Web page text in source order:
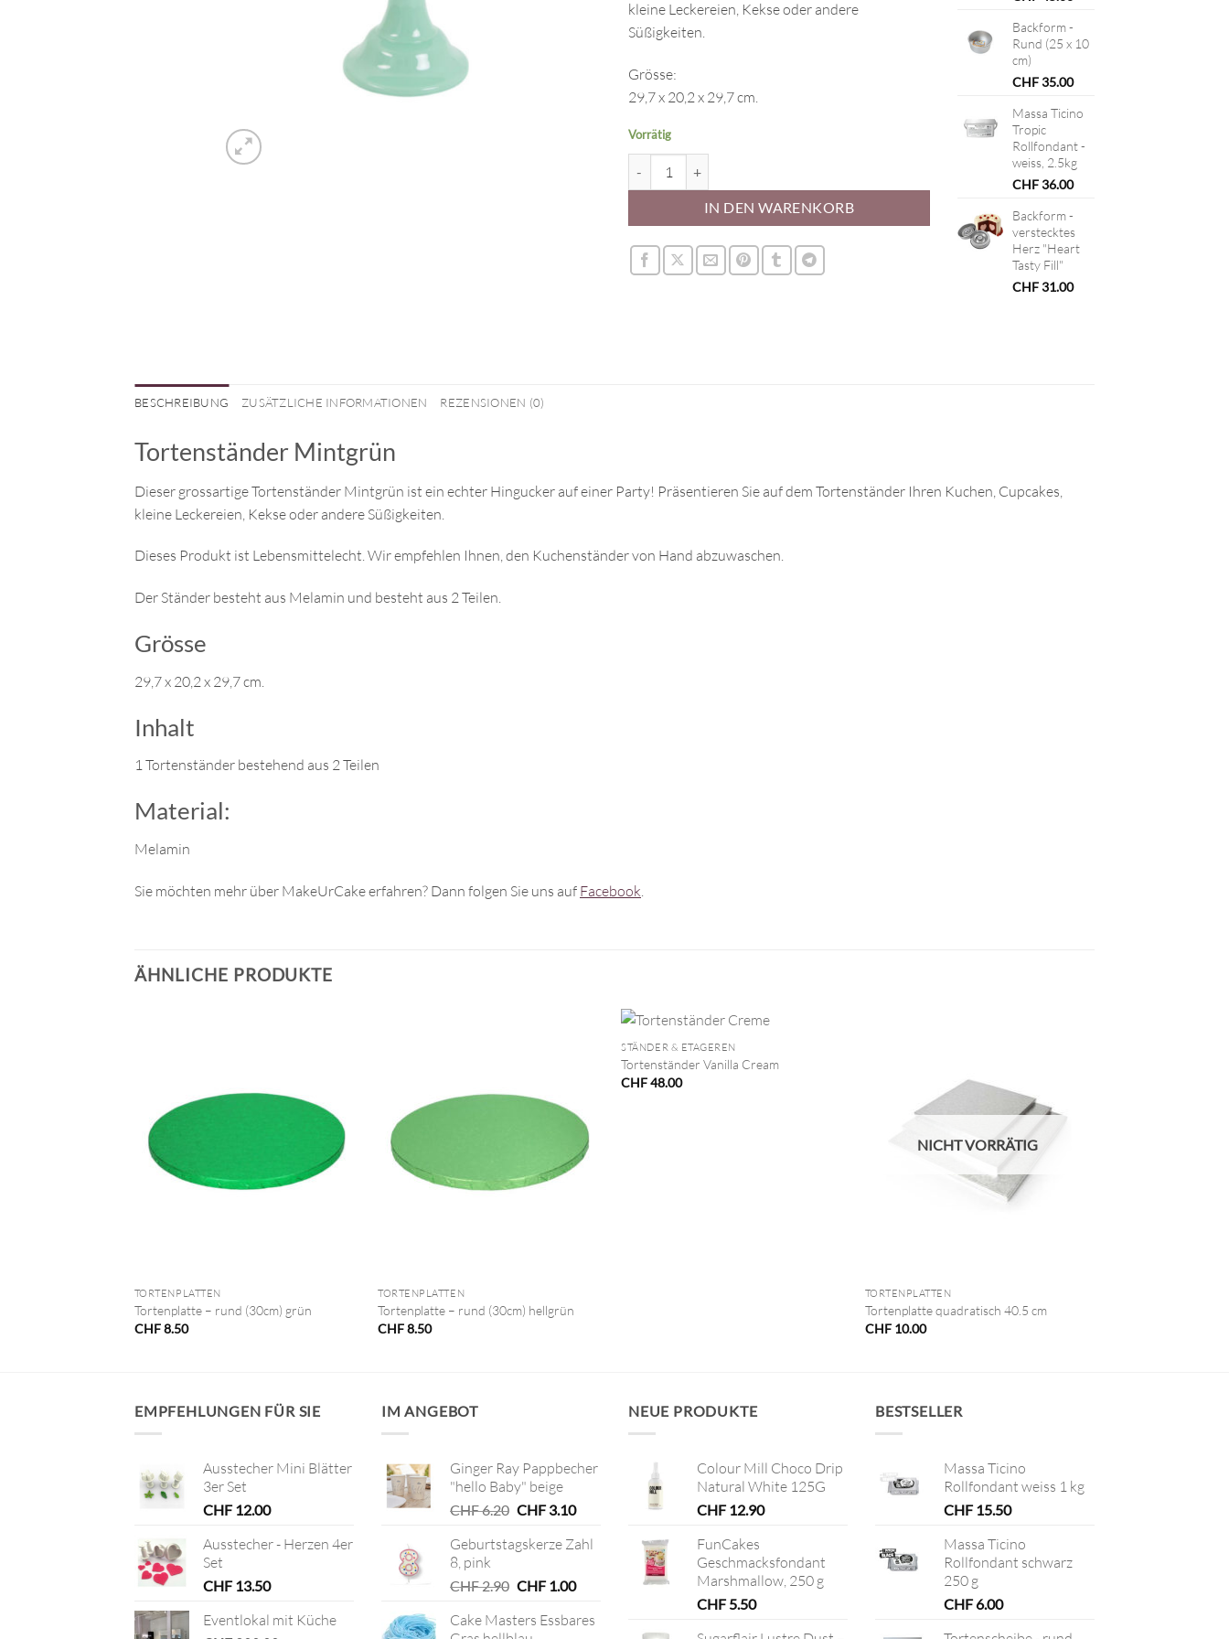
kleine Leckereien, Kekse oder andere
Süßigkeiten.
Grösse:
29,7 x 20,2 x 29,7 cm.
Vorrätig
IN DEN WARENKORB
Backform -
Rund (25 x 10
cm)
CHF35.00
Massa Ticino
Tropic
Rollfondant -
weiss, 2.5kg
CHF36.00
Backform -
verstecktes
Herz "Heart
Tasty Fill"
CHF31.00
BESCHREIBUNG ZUSÄTZLICHE INFORMATIONEN REZENSIONEN (0)
Tortenständer Mintgrün
Dieser grossartige Tortenständer Mintgrün ist ein echter Hingucker auf einer Party! Präsentieren Sie auf dem Tortenständer Ihren Kuchen, Cupcakes,
kleine Leckereien, Kekse oder andere Süßigkeiten.
Dieses Produkt ist Lebensmittelecht. Wir empfehlen Ihnen, den Kuchenständer von Hand abzuwaschen.
Der Ständer besteht aus Melamin und besteht aus 2 Teilen.
Grösse
29,7 x 20,2 x 29,7 cm.
Inhalt
1 Tortenständer bestehend aus 2 Teilen
Material:
Melamin
Sie möchten mehr über MakeUrCake erfahren? Dann folgen Sie uns auf Facebook
ÄHNLICHE PRODUKTE
TORTENPLATTEN
Tortenplatte – rund (30cm) grün
CHF8.50
TORTENPLATTEN
Tortenplatte – rund (30cm) hellgrün
CHF8.50
+
STÄNDER & ETAGEREN
Tortenständer Vanilla Cream
CHF48.00
NICHT VORRÄTIG
TORTENPLATTEN
Tortenplatte quadratisch 40.5 cm
CHF10.00
EMPFEHLUNGEN FÜR SIE
Ausstecher Mini Blätter
3er Set
CHF12.00
Ausstecher - Herzen 4er
Set
CHF13.50
Eventlokal mit Küche
IM ANGEBOT
Ginger Ray Pappbecher
"hello Baby" beige
CHF6.20 Ursprünglicher
war:
CHF3.10Aktueller
ist:
Geburtstagskerze Zahl
8, pink
CHF2.90 Ursprünglicher
war:
CHF1.00Aktueller
ist:
Cake Masters Essbares
NEUE PRODUKTE
Colour Mill Choco Drip
Natural White 125G
CHF12.90
FunCakes
Geschmacksfondant
Marshmallow, 250 g
CHF5.50
BESTSELLER
Massa Ticino
Rollfondant weiss 1 kg
CHF15.50
Massa Ticino
Rollfondant schwarz
250 g
CHF6.00